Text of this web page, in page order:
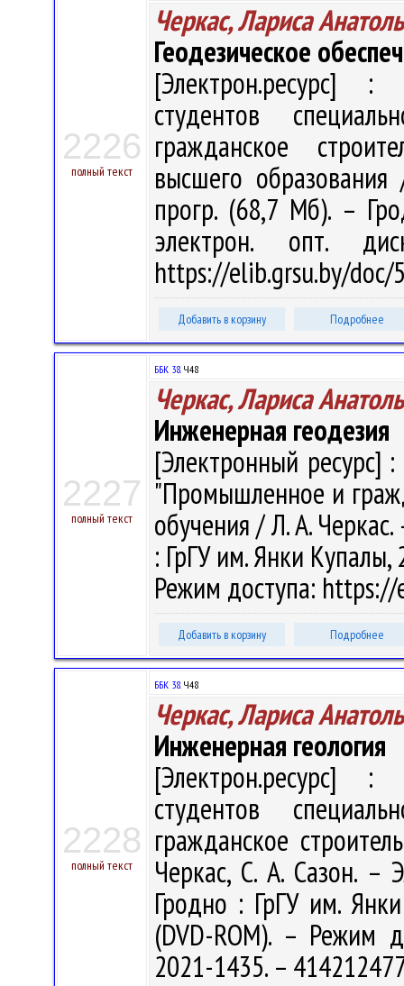
2226
полный текст
Черкас, Лариса
Геодезическое
[Электрон.ресурс] :
студентов
гражданское
высшего
прогр. (68,7 Мб). –
электрон. опт.
https://elib.grsu.by/doc/
Добавить в корзину Подробнее
2227
полный текст
ББК 38.Ч48
Черкас, Лариса
Инженерная геодезия
[Электронный ресурс]
"Промышленное и
обучения / Л. А.
: ГрГУ им. Янки Купалы,
Режим доступа:
Добавить в корзину Подробнее
2228
полный текст
ББК 38.Ч48
Черкас, Лариса
Инженерная геология
[Электрон.ресурс] :
студентов
гражданское
Черкас, С. А. Сазон. –
Гродно : ГрГУ им.
(DVD-ROM). – Режим
2021-1435. –